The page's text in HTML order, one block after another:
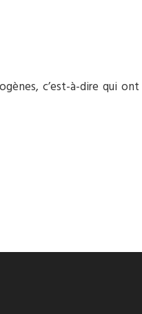
c’est-à-dire qui ont